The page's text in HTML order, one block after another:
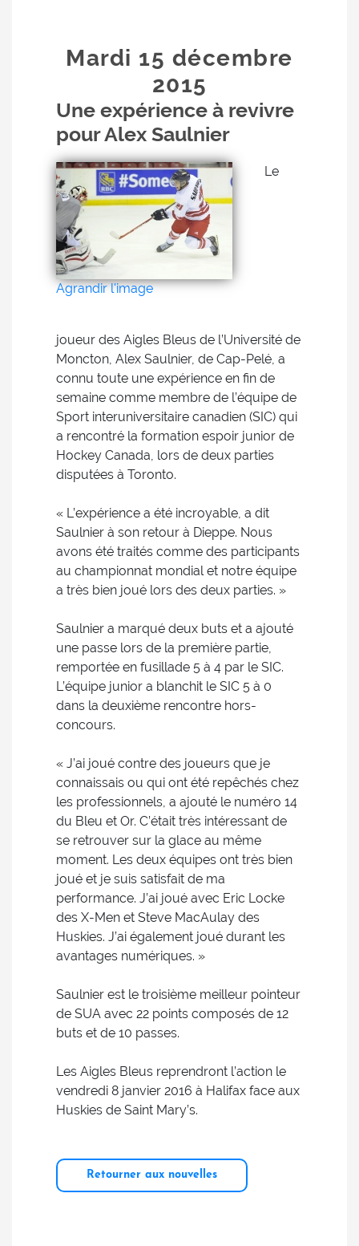
Mardi 15 décembre
2015
Une expérience à revivre
pour Alex Saulnier
Agrandir l'image
Le
joueur des Aigles Bleus de l’Université de
Moncton, Alex Saulnier, de Cap-Pelé, a
connu toute une expérience en fin de
semaine comme membre de l’équipe de
Sport interuniversitaire canadien (SIC) qui
a rencontré la formation espoir junior de
Hockey Canada, lors de deux parties
disputées à Toronto.
« L’expérience a été incroyable, a dit
Saulnier à son retour à Dieppe. Nous
avons été traités comme des participants
au championnat mondial et notre équipe
a très bien joué lors des deux parties. »
Saulnier a marqué deux buts et a ajouté
une passe lors de la première partie,
remportée en fusillade 5 à 4 par le SIC.
L’équipe junior a blanchit le SIC 5 à 0
dans la deuxième rencontre hors-
concours.
« J’ai joué contre des joueurs que je
connaissais ou qui ont été repêchés chez
les professionnels, a ajouté le numéro 14
du Bleu et Or. C’était très intéressant de
se retrouver sur la glace au même
moment. Les deux équipes ont très bien
joué et je suis satisfait de ma
performance. J’ai joué avec Eric Locke
des X-Men et Steve MacAulay des
Huskies. J’ai également joué durant les
avantages numériques. »
Saulnier est le troisième meilleur pointeur
de SUA avec 22 points composés de 12
buts et de 10 passes.
Les Aigles Bleus reprendront l’action le
vendredi 8 janvier 2016 à Halifax face aux
Huskies de Saint Mary’s.
Retourner aux nouvelles